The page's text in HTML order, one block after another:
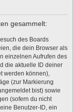
gesammelt:
des Boards
die dein Browser als
einzelnen Aufrufen des
die aktuelle ID deiner
werden können),
(zur Markierung
bist) sowie
(sofern du nicht
Benutzer-ID, ein